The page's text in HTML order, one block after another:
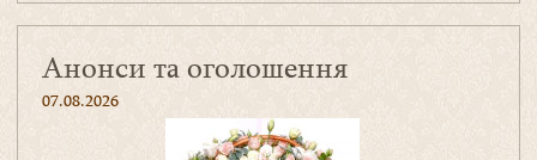
Анонси та оголошення
07.08.2026